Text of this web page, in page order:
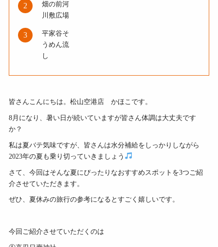
2
畑の前河
川敷広場
3
平家谷そ
うめん流
し
皆さんこんにちは。松山空港店 かほこです。
8月になり、暑い日が続いていますが皆さん体調は大丈夫です
か？
私は夏バテ気味ですが、皆さんは水分補給をしっかりしながら
2023年の夏も乗り切っていきましょう
さて、今回はそんな夏にぴったりなおすすめスポットを3つご紹
介させていただきます。
ぜひ、夏休みの旅行の参考になるとすごく嬉しいです。
今回ご紹介させていただくのは